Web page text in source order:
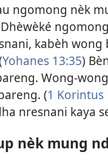
ngomong nèk
kabèh
Yohanes 13:35)
Wong-
(1 Korintus
nresnani kaya
nèk mung